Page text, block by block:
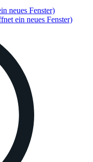
neues Fenster)
ein neues Fenster)